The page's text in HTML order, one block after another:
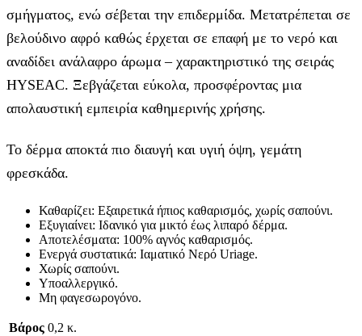
σμήγματος, ενώ σέβεται την επιδερμίδα. Μετατρέπεται σε
βελούδινο αφρό καθώς έρχεται σε επαφή με το νερό και
αναδίδει ανάλαφρο άρωμα – χαρακτηριστικό της σειράς
HYSEAC. Ξεβγάζεται εύκολα, προσφέροντας μια
απολαυστική εμπειρία καθημερινής χρήσης.
Το δέρμα αποκτά πιο διαυγή και υγιή όψη, γεμάτη
φρεσκάδα.
Καθαρίζει: Εξαιρετικά ήπιος καθαρισμός, χωρίς σαπούνι.
Εξυγιαίνει: Ιδανικό για μικτό έως λιπαρό δέρμα.
Αποτελέσματα: 100% αγνός καθαρισμός.
Ενεργά συστατικά: Ιαματικό Νερό Uriage.
Χωρίς σαπούνι.
Υποαλλεργικό.
Μη φαγεσωρογόνο.
Βάρος 0,2 κ.